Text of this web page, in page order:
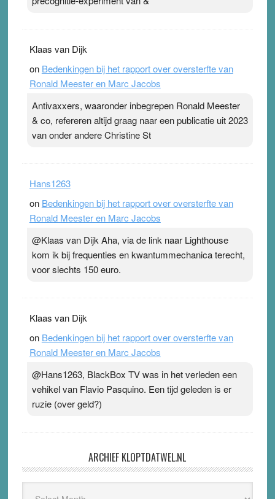
Klaas van Dijk
on Bedenkingen bij het rapport over oversterfte van
Ronald Meester en Marc Jacobs
Antivaxxers, waaronder inbegrepen Ronald Meester
& co, refereren altijd graag naar een publicatie uit 2023
van onder andere Christine St
Hans1263
on Bedenkingen bij het rapport over oversterfte van
Ronald Meester en Marc Jacobs
@Klaas van Dijk Aha, via de link naar Lighthouse
kom ik bij frequenties en kwantummechanica terecht,
voor slechts 150 euro.
Klaas van Dijk
on Bedenkingen bij het rapport over oversterfte van
Ronald Meester en Marc Jacobs
@Hans1263, BlackBox TV was in het verleden een
vehikel van Flavio Pasquino. Een tijd geleden is er
ruzie (over geld?)
ARCHIEF KLOPTDATWEL.NL